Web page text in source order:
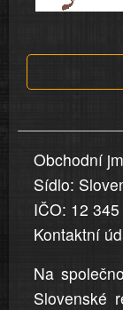
v
jsou
přesná
a
úplná
Obchodní
Sídlo:
IČO: 12
Kontaktní
Na
Slovenské